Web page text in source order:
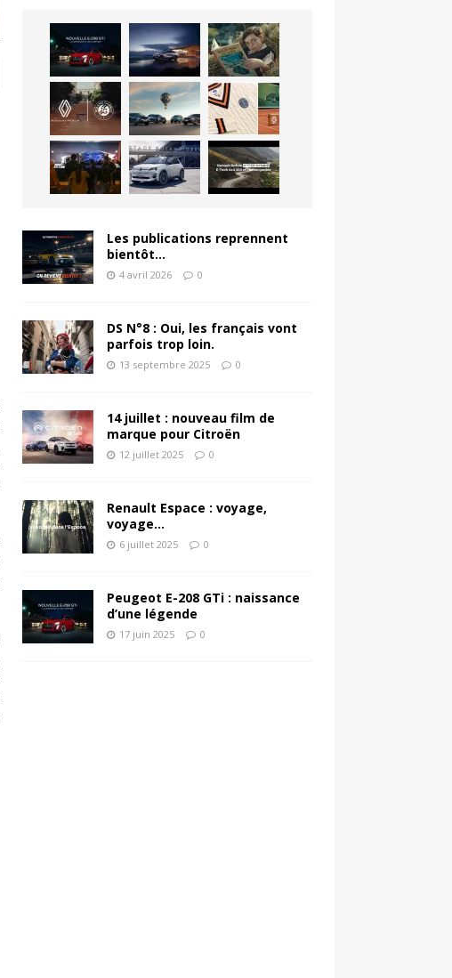
Les publications reprennent
bientôt…
4 avril 2026 0
DS N°8 : Oui, les français vont
parfois trop loin.
13 septembre 2025 0
14 juillet : nouveau film de
marque pour Citroën
12 juillet 2025 0
Renault Espace : voyage,
voyage…
6 juillet 2025 0
Peugeot E-208 GTi : naissance
d’une légende
17 juin 2025 0